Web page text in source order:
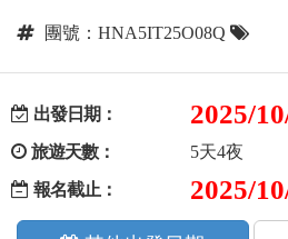
東南亞
歐洲
團號：HNA5IT25O08Q
出發日期： 2025/
旅遊天數：
5天4夜
報名截止：
2025/